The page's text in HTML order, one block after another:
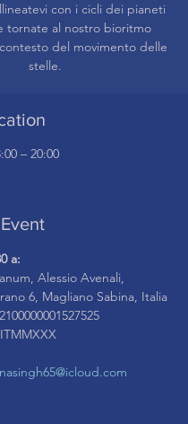
con i cicli dei pianeti
tornate al nostro bioritmo
del movimento delle
stelle.
– 20:00
a:
6, Magliano Sabina, Italia